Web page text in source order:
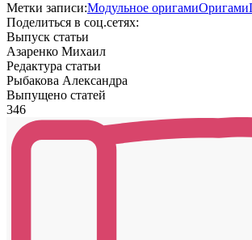
Метки записи:Модульное оригамиОригами
Поделиться в соц.сетях:
Выпуск статьи
Азаренко Михаил
Редактура статьи
Рыбакова Александра
Выпущено статей
346